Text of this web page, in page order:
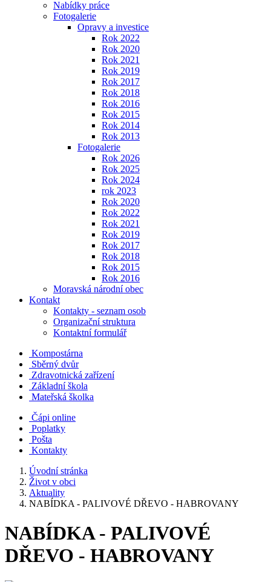
Nabídky práce
Fotogalerie
Opravy a investice
Rok 2022
Rok 2020
Rok 2021
Rok 2019
Rok 2017
Rok 2018
Rok 2016
Rok 2015
Rok 2014
Rok 2013
Fotogalerie
Rok 2026
Rok 2025
Rok 2024
rok 2023
Rok 2020
Rok 2022
Rok 2021
Rok 2019
Rok 2017
Rok 2018
Rok 2015
Rok 2016
Moravská národní obec
Kontakt
Kontakty - seznam osob
Organizační struktura
Kontaktní formulář
Kompostárna
Sběrný dvůr
Zdravotnická zařízení
Základní škola
Mateřská školka
Čápi online
Poplatky
Pošta
Kontakty
Úvodní stránka
Život v obci
Aktuality
NABÍDKA - PALIVOVÉ DŘEVO - HABROVANY
NABÍDKA - PALIVOVÉ
DŘEVO - HABROVANY